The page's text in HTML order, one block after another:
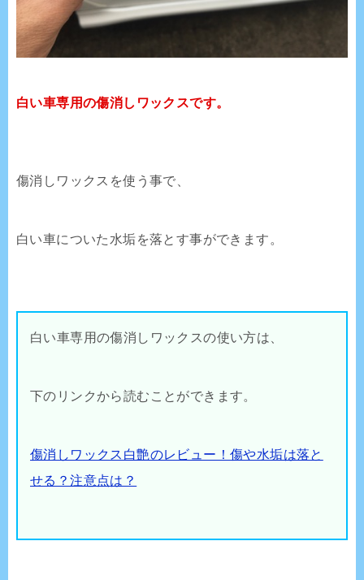
白い車専用の傷消しワックスです。
傷消しワックスを使う事で、
白い車についた水垢を落とす事ができます。
白い車専用の傷消しワックスの使い方は、
下のリンクから読むことができます。
傷消しワックス白艶のレビュー！傷や水垢は落と
せる？注意点は？